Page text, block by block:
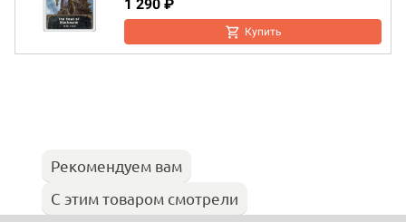
1 290 ₽
Купить
Рекомендуем вам
С этим товаром смотрели